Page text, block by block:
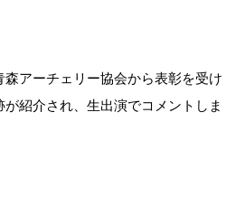
アーチェリー協会から表彰を受け
紹介され、生出演でコメントしま